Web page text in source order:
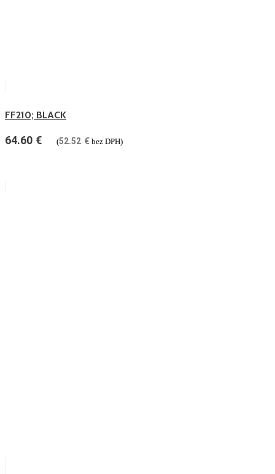
FF210; BLACK
64.60 € (52.52 € bez DPH)